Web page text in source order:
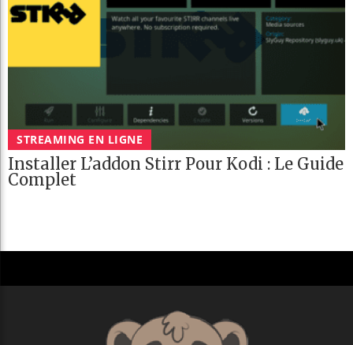
STREAMING EN LIGNE
Installer L’addon Stirr Pour Kodi : Le Guide
Complet